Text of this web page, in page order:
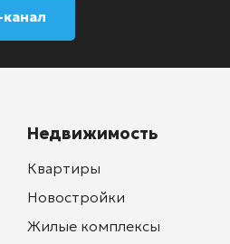
Недвижимость
Квартиры
Новостройки
Жилые комплексы